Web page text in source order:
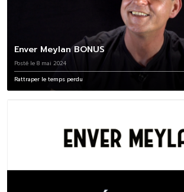
Enver Meylan BONUS
Posté le 8 mai 2024
Rattraper le temps perdu